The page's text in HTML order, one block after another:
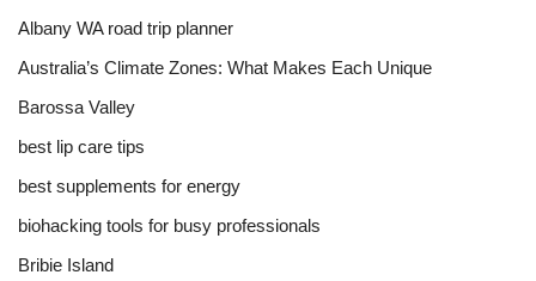
Albany WA road trip planner
Australia’s Climate Zones: What Makes Each Unique
Barossa Valley
best lip care tips
best supplements for energy
biohacking tools for busy professionals
Bribie Island